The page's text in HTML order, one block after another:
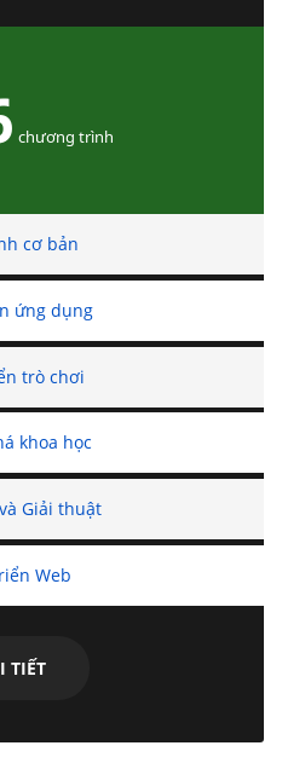
chương trình
cơ bản
ứng dụng
trò chơi
khoa học
Giải thuật
Web
TIẾT